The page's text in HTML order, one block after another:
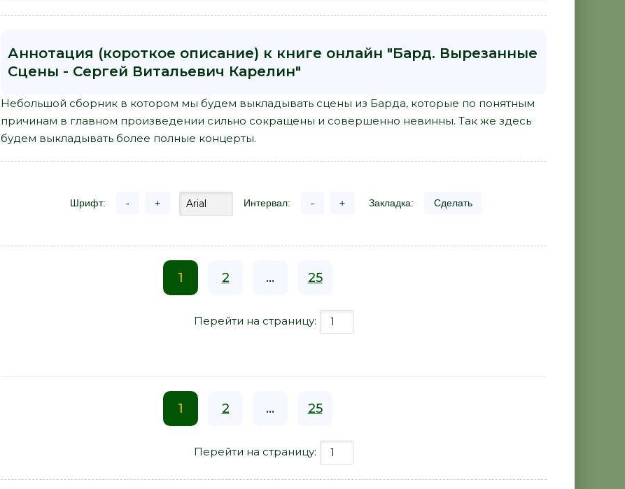
Аннотация (короткое описание) к книге онлайн "Бард. Вырезанные
Сцены - Сергей Витальевич Карелин"
Небольшой сборник в котором мы будем выкладывать сцены из Барда, которые по понятным
причинам в главном произведении сильно сокращены и совершенно невинны. Так же здесь
будем выкладывать более полные концерты.
Шрифт: - + Интервал: - + Закладка: Сделать
1 2 ... 25
Перейти на страницу:
1 2 ... 25
Перейти на страницу: